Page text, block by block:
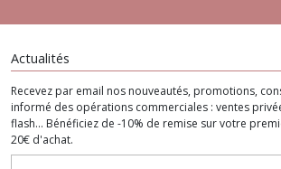
Actualités
Recevez par email nos nouveautés, promotions,
informé des opérations commerciales : ventes
flash... Bénéficiez de -10% de remise sur votre
20€ d'achat.